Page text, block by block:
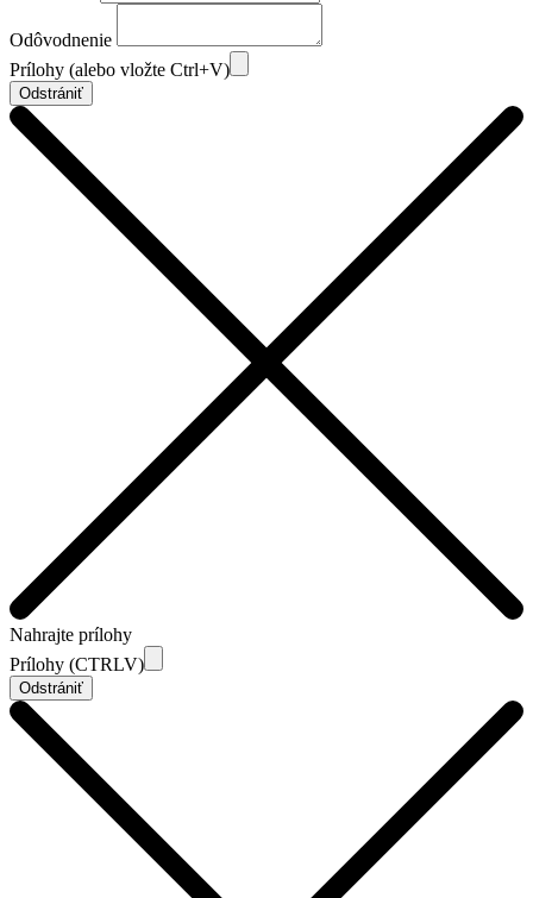
Odôvodnenie
Prílohy (alebo vložte Ctrl+V)
Odstrániť
Nahrajte prílohy
Prílohy (CTRLV)
Odstrániť